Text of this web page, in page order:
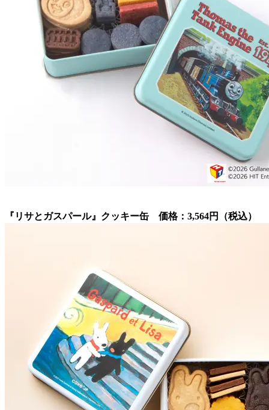
『リサとガスパール』クッキー缶 価格：3,564円（税込）